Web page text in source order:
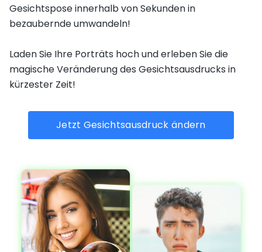
Gesichtspose innerhalb von Sekunden in
bezaubernde umwandeln!
Laden Sie Ihre Porträts hoch und erleben Sie die
magische Veränderung des Gesichtsausdrucks in
kürzester Zeit!
Jetzt Gesichtsausdruck ändern